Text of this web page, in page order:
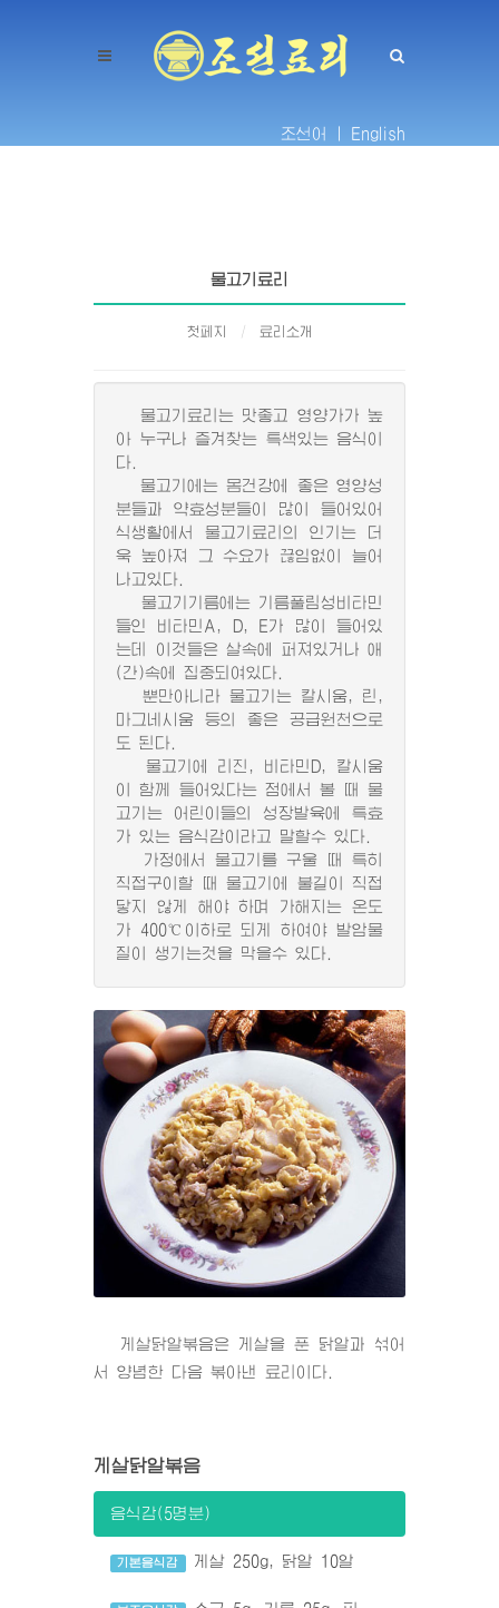
조선어 | English
물고기료리
첫페지 료리소개
물고기료리는 맛좋고 영양가가 높
아 누구나 즐겨찾는 특색있는 음식이
다.
물고기에는 몸건강에 좋은 영양성
분들과 약효성분들이 많이 들어있어
식생활에서 물고기료리의 인기는 더
욱 높아져 그 수요가 끊임없이 늘어
나고있다.
물고기기름에는 기름풀림성비타민
들인 비타민A, D, E가 많이 들어있
는데 이것들은 살속에 퍼져있거나 애
(간)속에 집중되여있다.
뿐만아니라 물고기는 칼시움, 린,
마그네시움 등의 좋은 공급원천으로
도 된다.
물고기에 리진, 비타민D, 칼시움
이 함께 들어있다는 점에서 볼 때 물
고기는 어린이들의 성장발육에 특효
가 있는 음식감이라고 말할수 있다.
가정에서 물고기를 구울 때 특히
직접구이할 때 물고기에 불길이 직접
닿지 않게 해야 하며 가해지는 온도
가 400℃이하로 되게 하여야 발암물
질이 생기는것을 막을수 있다.
게살닭알볶음은 게살을 푼 닭알과 섞어
서 양념한 다음 볶아낸 료리이다.
게살닭알볶음
음식감(5명분)
기본음식감 게살 250g, 닭알 10알